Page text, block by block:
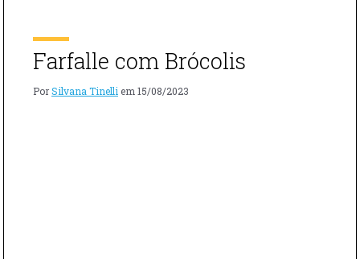
vocês. Além disso, […]
Farfalle com Brócolis
PorSilvana Tinelli em 15/08/2023